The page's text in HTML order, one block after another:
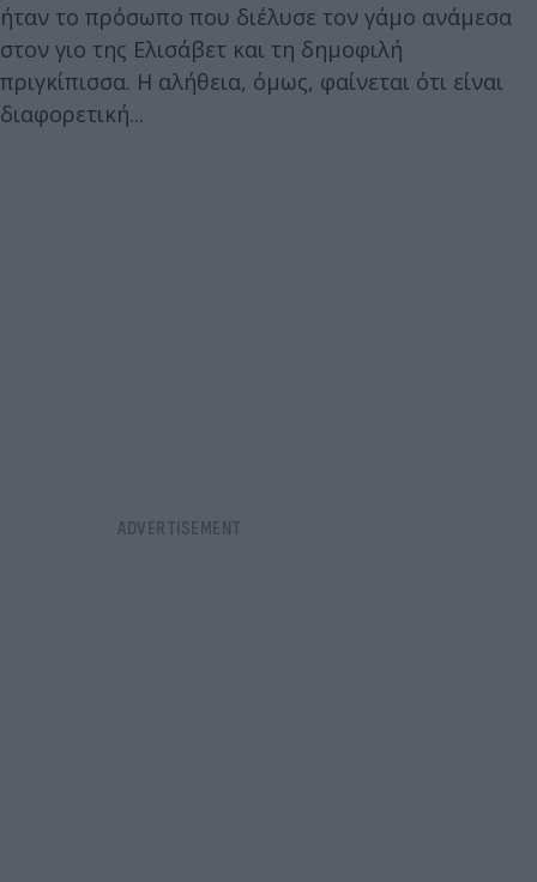
ήταν το πρόσωπο που διέλυσε τον γάμο ανάμεσα
στον γιο της Ελισάβετ και τη δημοφιλή
πριγκίπισσα. Η αλήθεια, όμως, φαίνεται ότι είναι
διαφορετική...